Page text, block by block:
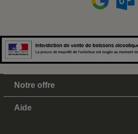
Notre offre
Aide